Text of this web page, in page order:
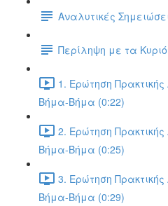
Αναλυτικές
Περίληψη με τα
1. Ερώτηση
Βήμα-Βήμα (0:22)
2. Ερώτηση
Βήμα-Βήμα (0:25)
3. Ερώτηση
Βήμα-Βήμα (0:29)